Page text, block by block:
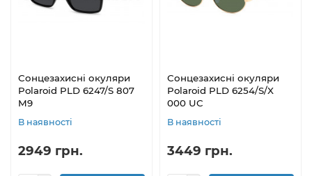
Сонцезахисні окуляри
Polaroid PLD 6247/S 807
M9
В наявності
2949 грн.
Сонцезахисні окуляри
Polaroid PLD 6254/S/X
000 UC
В наявності
3449 грн.